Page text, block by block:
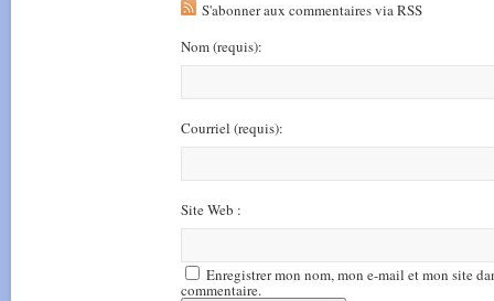
S'abonner aux commentaires via RSS
Nom(requis):
Courriel (requis):
Site Web :
Enregistrer mon nom, mon e-mail et mon site
commentaire.